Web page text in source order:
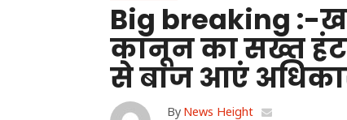
Big breaking :-
कानून का सख्त
से बाज आएं
By News Height